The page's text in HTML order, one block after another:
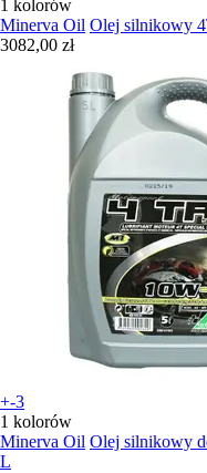
1 kolorów
Minerva Oil Olej silnikowy
3082,00 zł
+-3
1 kolorów
Minerva Oil Olej silnikowy
L